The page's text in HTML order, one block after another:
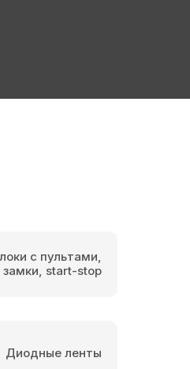
с пультами,
замки, start-stop
Диодные ленты